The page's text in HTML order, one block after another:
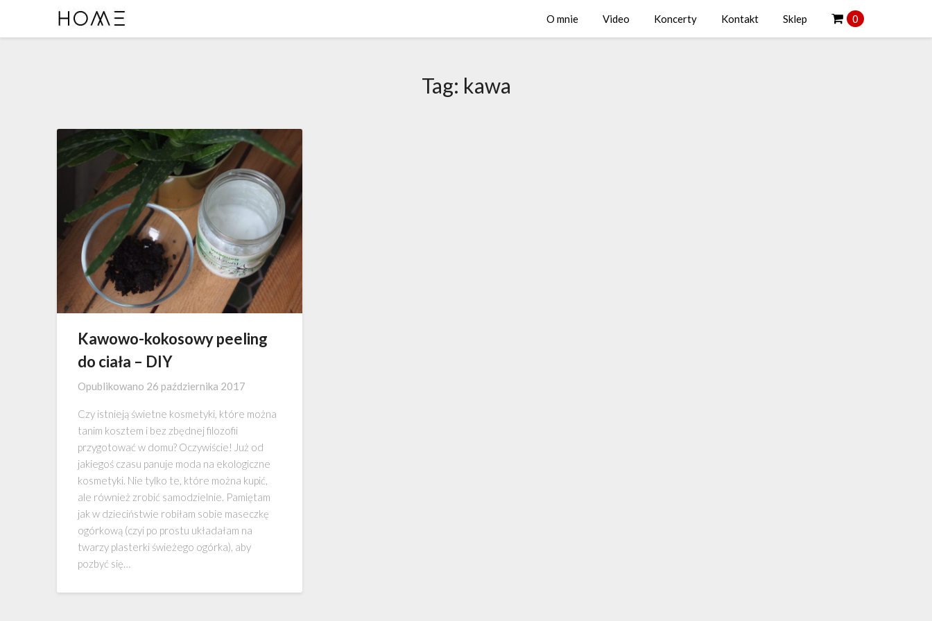
O mnie Video Koncerty Kontakt Sklep 0
Tag: kawa
Kawowo-kokosowy peeling
do ciała – DIY
Opublikowano 26 października 2017
Czy istnieją świetne kosmetyki, które można
tanim kosztem i bez zbędnej filozofii
przygotować w domu? Oczywiście! Już od
jakiegoś czasu panuje moda na ekologiczne
kosmetyki. Nie tylko te, które można kupić,
ale również zrobić samodzielnie. Pamiętam
jak w dzieciństwie robiłam sobie maseczkę
ogórkową (czyi po prostu układałam na
twarzy plasterki świeżego ogórka), aby
pozbyć się…